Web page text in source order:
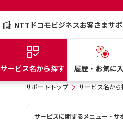
NTTドコモビジネスお客さまサ
サービス名から探す 履歴・お気に
サポートトップ サービス名から
サービスに関するメニュー・サ